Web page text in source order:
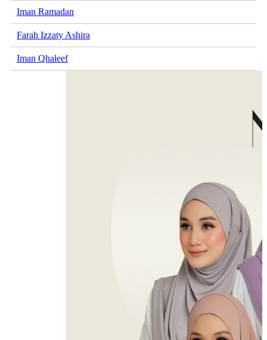
Iman Ramadan
Farah Izzaty Ashira
Iman Qhaleef